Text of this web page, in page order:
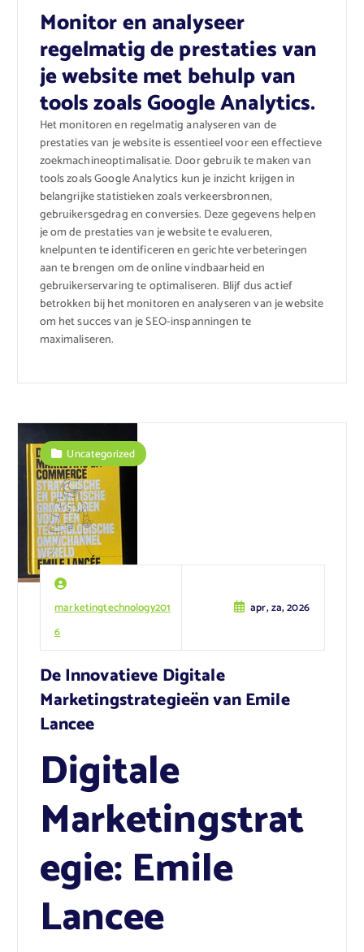
Monitor en analyseer
regelmatig de prestaties van
je website met behulp van
tools zoals Google Analytics.
Het monitoren en regelmatig analyseren van de
prestaties van je website is essentieel voor een effectieve
zoekmachineoptimalisatie. Door gebruik te maken van
tools zoals Google Analytics kun je inzicht krijgen in
belangrijke statistieken zoals verkeersbronnen,
gebruikersgedrag en conversies. Deze gegevens helpen
je om de prestaties van je website te evalueren,
knelpunten te identificeren en gerichte verbeteringen
aan te brengen om de online vindbaarheid en
gebruikerservaring te optimaliseren. Blijf dus actief
betrokken bij het monitoren en analyseren van je website
om het succes van je SEO-inspanningen te
maximaliseren.
marketingtechnology201
6
apr, za, 2026
Uncategorized
De Innovatieve Digitale
Marketingstrategieën van Emile
Lancee
Digitale
Marketingstrat
egie: Emile
Lancee